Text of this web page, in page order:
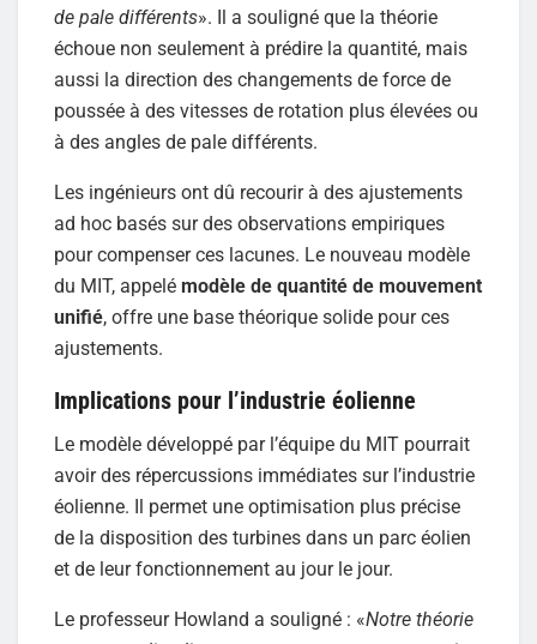
de pale différents». Il a souligné que la théorie
échoue non seulement à prédire la quantité, mais
aussi la direction des changements de force de
poussée à des vitesses de rotation plus élevées ou
à des angles de pale différents.
Les ingénieurs ont dû recourir à des ajustements
ad hoc basés sur des observations empiriques
pour compenser ces lacunes. Le nouveau modèle
du MIT, appelé modèle de quantité de mouvement
unifié, offre une base théorique solide pour ces
ajustements.
Implications pour l’industrie éolienne
Le modèle développé par l’équipe du MIT pourrait
avoir des répercussions immédiates sur l’industrie
éolienne. Il permet une optimisation plus précise
de la disposition des turbines dans un parc éolien
et de leur fonctionnement au jour le jour.
Le professeur Howland a souligné : «Notre théorie